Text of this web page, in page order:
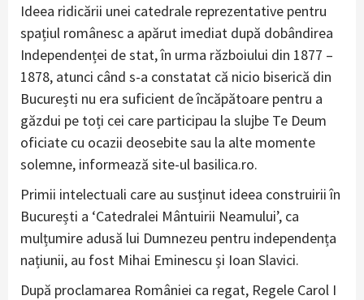
Ideea ridicării unei catedrale reprezentative pentru
spațiul românesc a apărut imediat după dobândirea
Independenței de stat, în urma războiului din 1877 –
1878, atunci când s-a constatat că nicio biserică din
București nu era suficient de încăpătoare pentru a
găzdui pe toți cei care participau la slujbe Te Deum
oficiate cu ocazii deosebite sau la alte momente
solemne, informează site-ul basilica.ro.
Primii intelectuali care au susținut ideea construirii în
București a ‘Catedralei Mântuirii Neamului’, ca
mulțumire adusă lui Dumnezeu pentru independența
națiunii, au fost Mihai Eminescu și Ioan Slavici.
După proclamarea României ca regat, Regele Carol I